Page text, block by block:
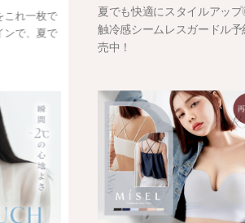
これ一枚で
で、夏で
夏でも快適にスタイルアッ
触冷感シームレスガードル予
売中！